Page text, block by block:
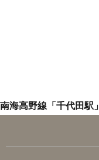
南海高野線「千代田駅